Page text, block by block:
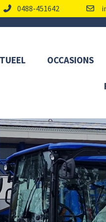
0488-451642
OCCASIONS